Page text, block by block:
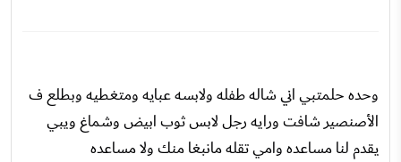
وحده حلمتبي اني شاله طفله ولابسه عبايه ومتغطيه وبطلع ف
الأصنصير شافت ورايه رجل لابس ثوب ابيض وشماغ ويبي
يقدم لنا مساعده وامي تقله مانبغا منك ولا مساعده